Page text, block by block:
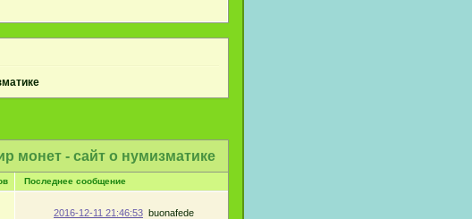
монет - сайт о нумизматике
Последнее сообщение
2016-12-11 21:46:53 buonafede